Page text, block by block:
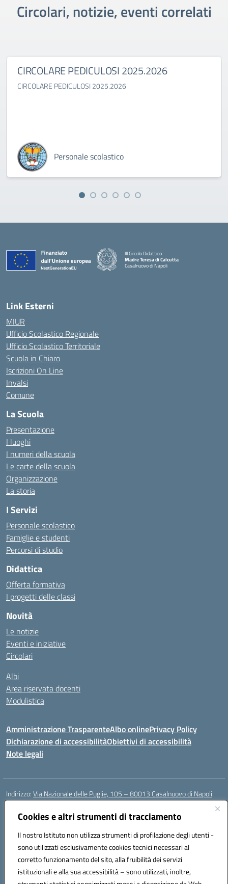
Cookies e altri strumenti di tracciamento
Il nostro Istituto non utilizza strumenti di profilazione degli utenti -
sono utilizzati esclusivamente cookies tecnici necessari al
corretto funzionamento del sito, alla fruibilità dei servizi
istituzionali e alla sua accessibilità – sono utilizzati, inoltre,
Circolari, notizie, eventi correlati
CIRCOLARE PEDICULOSI 2025.2026
CIRCOLARE PEDICULOSI 2025.2026
Personale scolastico
III Circolo Didattico
Madre Teresa di Calcutta
Casalnuovo di Napoli
— Visita la pagina iniziale della scuola
Link Esterni
MIUR
Ufficio Scolastico Regionale
Ufficio Scolastico Territoriale
Scuola in Chiaro
Iscrizioni On Line
Invalsi
Comune
La Scuola
Presentazione
I luoghi
I numeri della scuola
Le carte della scuola
Organizzazione
La storia
I Servizi
Personale scolastico
Famiglie e studenti
Percorsi di studio
Didattica
Offerta formativa
I progetti delle classi
Novità
Le notizie
Eventi e iniziative
Circolari
Albi
Area riservata docenti
Modulistica
Amministrazione TrasparenteAlbo onlinePrivacy Policy
Dichiarazione di accessibilitàObiettivi di accessibilità
Note legali
Indirizzo:Via Nazionale delle Puglie, 105 – 80013 Casalnuovo di Napoli
Centralino:
Email:naee32300a@istruzione.it
Codice fiscale: 93007720639
Codice meccanografico:
NAEE32300A
Codice unico di fatturazione (CUF): UFDMFG